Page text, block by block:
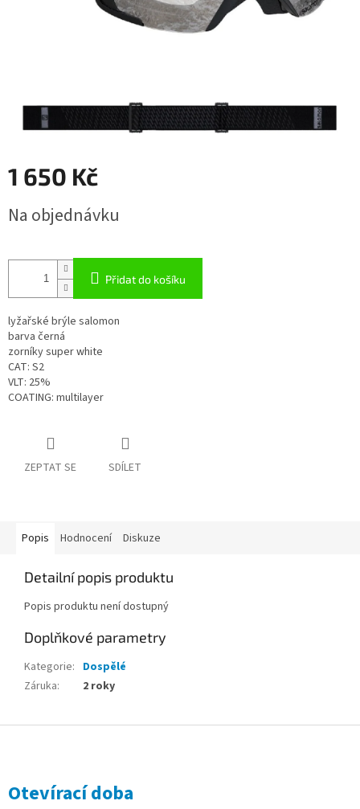
1 650 Kč
cena:
Na objednávku
Přidat do košíku
lyžařské brýle salomon
barva černá
zorníky super white
CAT: S2
VLT: 25%
COATING: multilayer
ZEPTAT SE SDÍLET
Popis Hodnocení Diskuze
Detailní popis produktu
Popis produktu není dostupný
Doplňkové parametry
Kategorie: Dospělé
Záruka: 2 roky
Otevírací doba